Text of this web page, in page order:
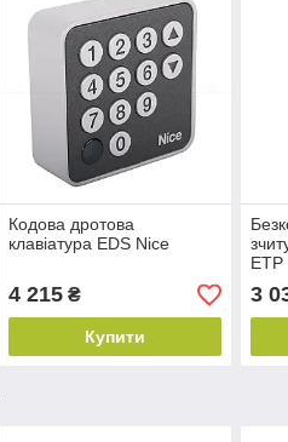
Кодова дротова
клавіатура EDS Nice
4 215₴
Купити
ETP
3